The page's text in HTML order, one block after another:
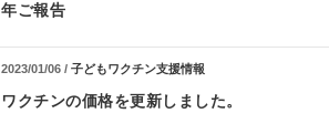
年ご報告
2023/01/06 /子どもワクチン支援情報
ワクチンの価格を更新しました。